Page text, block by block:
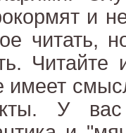
и
читать,
имеет
У